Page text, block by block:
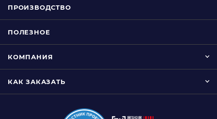
ПРОИЗВОДСТВО
ПОЛЕЗНОЕ
КОМПАНИЯ
КАК ЗАКАЗАТЬ